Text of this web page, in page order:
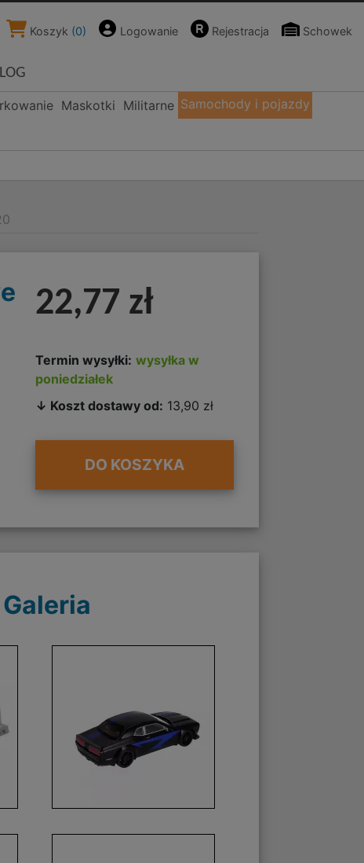
Koszyk (0) Logowanie Rejestracja Schowek
Maskotki Militarne Samochody i pojazdy
22,77 zł
Termin wysyłki: wysyłka w
poniedziałek
↓ Koszt dostawy od: 13,90 zł
DO KOSZYKA
Galeria